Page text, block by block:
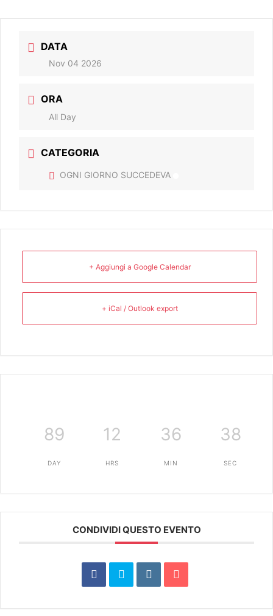
DATA
Nov 04 2026
ORA
All Day
CATEGORIA
OGNI GIORNO SUCCEDEVA
+ Aggiungi a Google Calendar
+ iCal / Outlook export
89
DAY
12
HRS
36
MIN
38
SEC
CONDIVIDI QUESTO EVENTO